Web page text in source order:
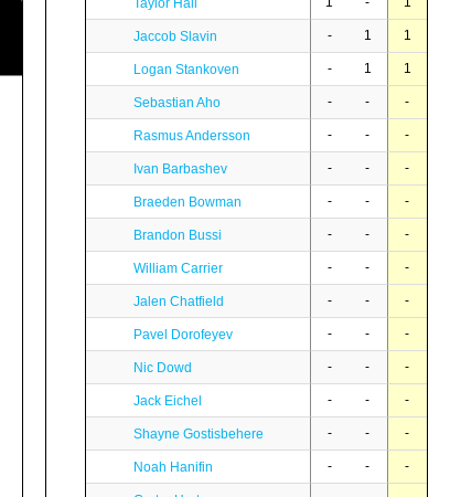
Taylor Hall
Jaccob Slavin - 1 1
Logan Stankoven - 1 1
Sebastian Aho - - -
Rasmus Andersson - - -
Ivan Barbashev - - -
Braeden Bowman - - -
Brandon Bussi - - -
William Carrier - - -
Jalen Chatfield - - -
Pavel Dorofeyev - - -
Nic Dowd - - -
Jack Eichel - - -
Shayne Gostisbehere - - -
Noah Hanifin - - -